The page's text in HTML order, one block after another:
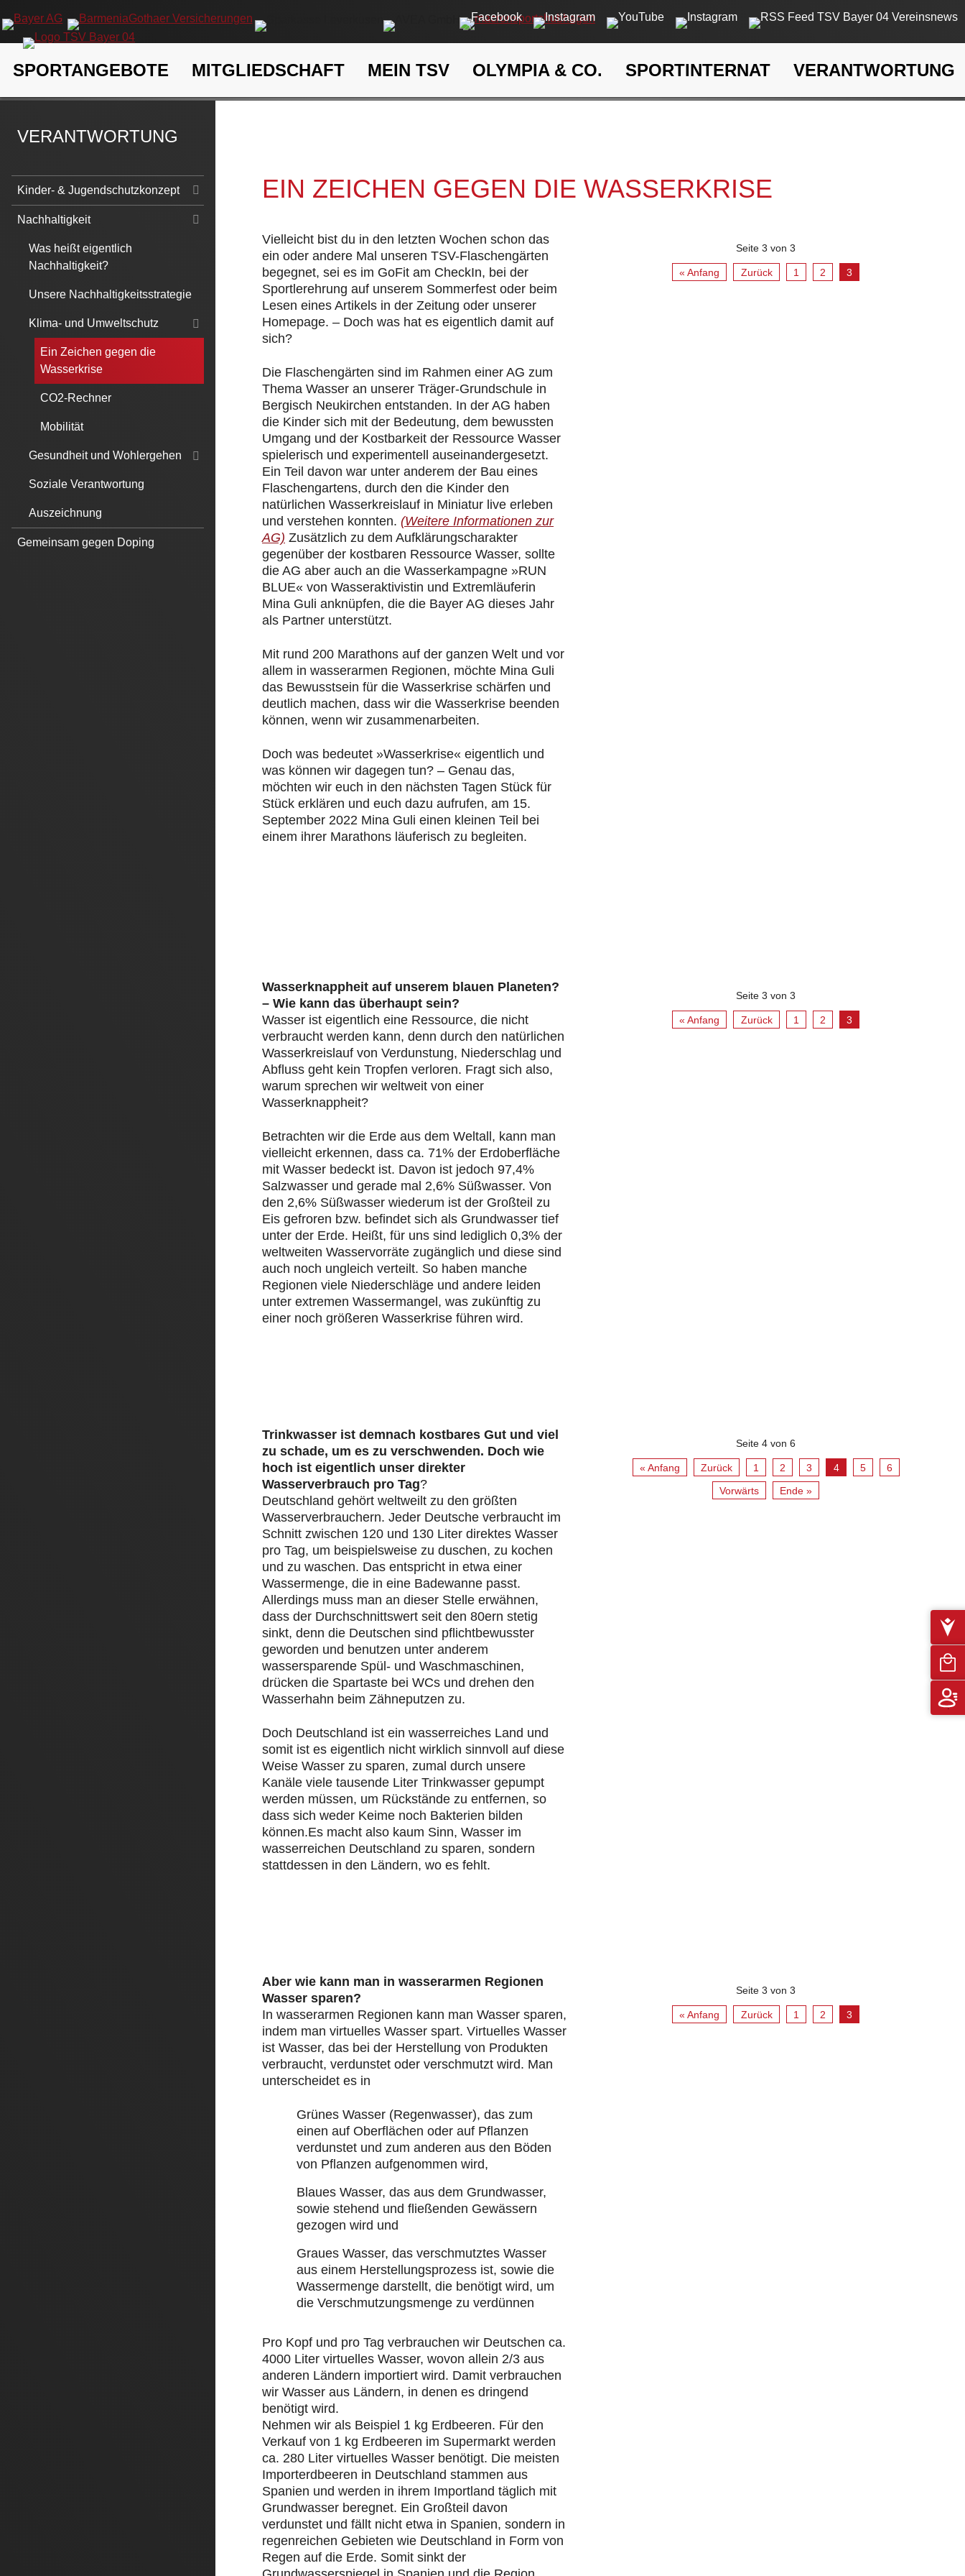
Navigation
überspringen
SPORTANGEBOTE MITGLIEDSCHAFT MEIN TSV OLYMPIA & CO. SPORTINTERNAT VERANTWORTUNG
EIN ZEICHEN GEGEN DIE WASSERKRISE
Vielleicht bist du in den letzten Wochen schon das
ein oder andere Mal unseren TSV-Flaschengärten
begegnet, sei es im GoFit am CheckIn, bei der
Sportlerehrung auf unserem Sommerfest oder beim
Lesen eines Artikels in der Zeitung oder unserer
Homepage. – Doch was hat es eigentlich damit auf
sich?
Die Flaschengärten sind im Rahmen einer AG zum
Thema Wasser an unserer Träger-Grundschule in
Bergisch Neukirchen entstanden. In der AG haben
die Kinder sich mit der Bedeutung, dem bewussten
Umgang und der Kostbarkeit der Ressource Wasser
spielerisch und experimentell auseinandergesetzt.
Ein Teil davon war unter anderem der Bau eines
Flaschengartens, durch den die Kinder den
natürlichen Wasserkreislauf in Miniatur live erleben
und verstehen konnten. (Weitere Informationen zur
AG) Zusätzlich zu dem Aufklärungscharakter
gegenüber der kostbaren Ressource Wasser, sollte
die AG aber auch an die Wasserkampagne »RUN
BLUE« von Wasseraktivistin und Extremläuferin
Mina Guli anknüpfen, die die Bayer AG dieses Jahr
als Partner unterstützt.
Mit rund 200 Marathons auf der ganzen Welt und vor
allem in wasserarmen Regionen, möchte Mina Guli
das Bewusstsein für die Wasserkrise schärfen und
deutlich machen, dass wir die Wasserkrise beenden
können, wenn wir zusammenarbeiten.
Doch was bedeutet »Wasserkrise« eigentlich und
was können wir dagegen tun? – Genau das,
möchten wir euch in den nächsten Tagen Stück für
Stück erklären und euch dazu aufrufen, am 15.
September 2022 Mina Guli einen kleinen Teil bei
einem ihrer Marathons läuferisch zu begleiten.
Seite 3 von 3
« Anfang Zurück 1 2 3
Wasserknappheit auf unserem blauen Planeten?
– Wie kann das überhaupt sein?
Wasser ist eigentlich eine Ressource, die nicht
verbraucht werden kann, denn durch den natürlichen
Wasserkreislauf von Verdunstung, Niederschlag und
Abfluss geht kein Tropfen verloren. Fragt sich also,
warum sprechen wir weltweit von einer
Wasserknappheit?
Betrachten wir die Erde aus dem Weltall, kann man
vielleicht erkennen, dass ca. 71% der Erdoberfläche
mit Wasser bedeckt ist. Davon ist jedoch 97,4%
Salzwasser und gerade mal 2,6% Süßwasser. Von
den 2,6% Süßwasser wiederum ist der Großteil zu
Eis gefroren bzw. befindet sich als Grundwasser tief
unter der Erde. Heißt, für uns sind lediglich 0,3% der
weltweiten Wasservorräte zugänglich und diese sind
auch noch ungleich verteilt. So haben manche
Regionen viele Niederschläge und andere leiden
unter extremen Wassermangel, was zukünftig zu
einer noch größeren Wasserkrise führen wird.
Seite 3 von 3
« Anfang Zurück 1 2 3
Trinkwasser ist demnach kostbares Gut und viel
zu schade, um es zu verschwenden. Doch wie
hoch ist eigentlich unser direkter
Wasserverbrauch pro Tag?
Deutschland gehört weltweilt zu den größten
Wasserverbrauchern. Jeder Deutsche verbraucht im
Schnitt zwischen 120 und 130 Liter direktes Wasser
pro Tag, um beispielsweise zu duschen, zu kochen
und zu waschen. Das entspricht in etwa einer
Wassermenge, die in eine Badewanne passt.
Allerdings muss man an dieser Stelle erwähnen,
dass der Durchschnittswert seit den 80ern stetig
sinkt, denn die Deutschen sind pflichtbewusster
geworden und benutzen unter anderem
wassersparende Spül- und Waschmaschinen,
drücken die Spartaste bei WCs und drehen den
Wasserhahn beim Zähneputzen zu.
Doch Deutschland ist ein wasserreiches Land und
somit ist es eigentlich nicht wirklich sinnvoll auf diese
Weise Wasser zu sparen, zumal durch unsere
Kanäle viele tausende Liter Trinkwasser gepumpt
werden müssen, um Rückstände zu entfernen, so
dass sich weder Keime noch Bakterien bilden
können.Es macht also kaum Sinn, Wasser im
wasserreichen Deutschland zu sparen, sondern
stattdessen in den Ländern, wo es fehlt.
Seite 4 von 6
« Anfang Zurück 1 2 3 4 5
6
Vorwärts
Ende »
Aber wie kann man in wasserarmen Regionen
Wasser sparen?
In wasserarmen Regionen kann man Wasser sparen,
indem man virtuelles Wasser spart. Virtuelles Wasser
ist Wasser, das bei der Herstellung von Produkten
verbraucht, verdunstet oder verschmutzt wird. Man
unterscheidet es in
Grünes Wasser (Regenwasser), das zum
einen auf Oberflächen oder auf Pflanzen
verdunstet und zum anderen aus den Böden
von Pflanzen aufgenommen wird,
Blaues Wasser, das aus dem Grundwasser,
sowie stehend und fließenden Gewässern
gezogen wird und
Graues Wasser, das verschmutztes Wasser
aus einem Herstellungsprozess ist, sowie die
Wassermenge darstellt, die benötigt wird, um
die Verschmutzungsmenge zu verdünnen
Pro Kopf und pro Tag verbrauchen wir Deutschen ca.
4000 Liter virtuelles Wasser, wovon allein 2/3 aus
anderen Ländern importiert wird. Damit verbrauchen
wir Wasser aus Ländern, in denen es dringend
benötigt wird.
Nehmen wir als Beispiel 1 kg Erdbeeren. Für den
Verkauf von 1 kg Erdbeeren im Supermarkt werden
ca. 280 Liter virtuelles Wasser benötigt. Die meisten
Importerdbeeren in Deutschland stammen aus
Spanien und werden in ihrem Importland täglich mit
Grundwasser beregnet. Ein Großteil davon
verdunstet und fällt nicht etwa in Spanien, sondern in
regenreichen Gebieten wie Deutschland in Form von
Regen auf die Erde. Somit sinkt der
Seite 3 von 3
« Anfang Zurück 1 2 3
VERANTWORTUNG
Navigation
überspringen
Kinder- & Jugendschutzkonzept
Nachhaltigkeit
Was heißt eigentlich
Nachhaltigkeit?
Unsere Nachhaltigkeitsstrategie
Klima- und Umweltschutz
Ein Zeichen gegen die
Wasserkrise
CO2-Rechner
Mobilität
Gesundheit und Wohlergehen
Soziale Verantwortung
Auszeichnung
Gemeinsam gegen Doping